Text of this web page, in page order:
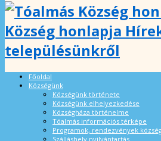
Község honlapja
településünkről
Főoldal
Községünk
Községünk története
Községünk elhelyezkedése
Községháza történelme
Tóalmás információs térképe
Programok, rendezvények
Szálláshely nyilvántartás